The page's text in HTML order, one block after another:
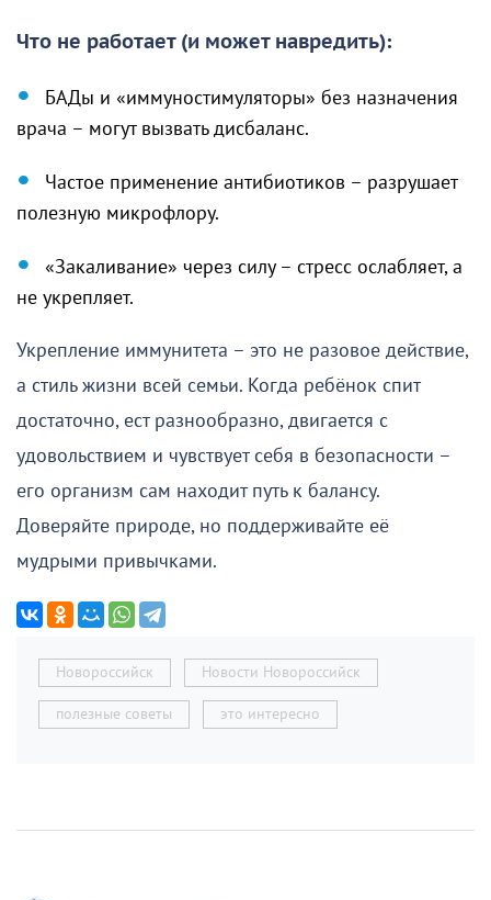
Что не работает (и может навредить):
БАДы и «иммуностимуляторы» без назначения
врача – могут вызвать дисбаланс.
Частое применение антибиотиков – разрушает
полезную микрофлору.
«Закаливание» через силу – стресс ослабляет, а
не укрепляет.
Укрепление иммунитета – это не разовое действие,
а стиль жизни всей семьи. Когда ребёнок спит
достаточно, ест разнообразно, двигается с
удовольствием и чувствует себя в безопасности –
его организм сам находит путь к балансу.
Доверяйте природе, но поддерживайте её
мудрыми привычками.
Новороссийск Новости Новороссийск
полезные советы это интересно